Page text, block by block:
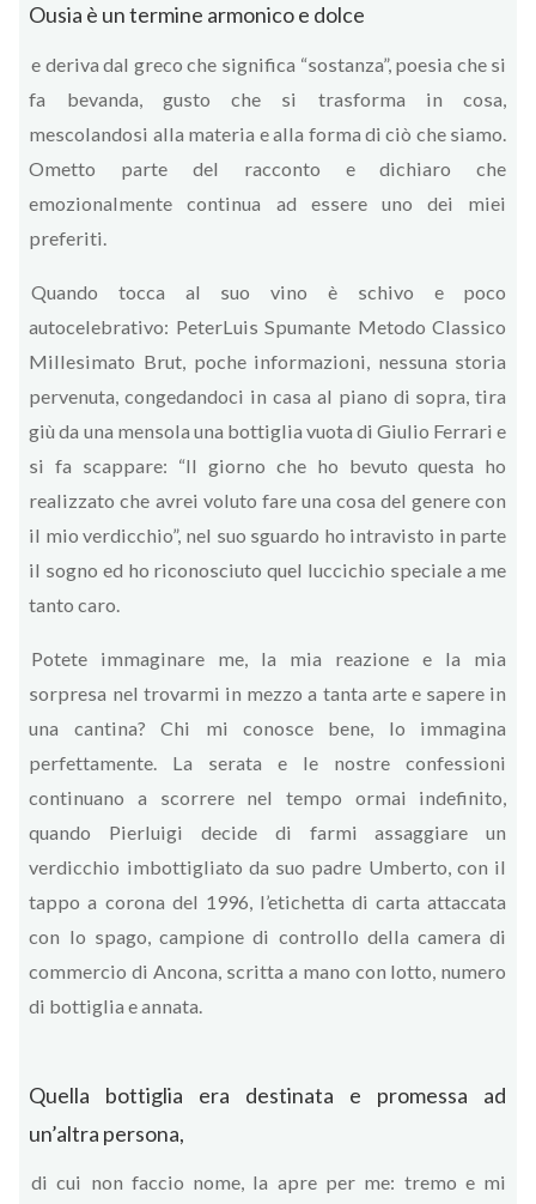
Ousia è un termine armonico e dolce
e deriva dal greco che significa “sostanza”, poesia che si
fa bevanda, gusto che si trasforma in cosa,
mescolandosi alla materia e alla forma di ciò che siamo.
Ometto parte del racconto e dichiaro che
emozionalmente continua ad essere uno dei miei
preferiti.
Quando tocca al suo vino è schivo e poco
autocelebrativo: PeterLuis Spumante Metodo Classico
Millesimato Brut, poche informazioni, nessuna storia
pervenuta, congedandoci in casa al piano di sopra, tira
giù da una mensola una bottiglia vuota di Giulio Ferrari e
si fa scappare: “Il giorno che ho bevuto questa ho
realizzato che avrei voluto fare una cosa del genere con
il mio verdicchio”, nel suo sguardo ho intravisto in parte
il sogno ed ho riconosciuto quel luccichio speciale a me
tanto caro.
Potete immaginare me, la mia reazione e la mia
sorpresa nel trovarmi in mezzo a tanta arte e sapere in
una cantina? Chi mi conosce bene, lo immagina
perfettamente. La serata e le nostre confessioni
continuano a scorrere nel tempo ormai indefinito,
quando Pierluigi decide di farmi assaggiare un
verdicchio imbottigliato da suo padre Umberto, con il
tappo a corona del 1996, l’etichetta di carta attaccata
con lo spago, campione di controllo della camera di
commercio di Ancona, scritta a mano con lotto, numero
di bottiglia e annata.
Quella bottiglia era destinata e promessa ad
un’altra persona,
di cui non faccio nome, la apre per me: tremo e mi